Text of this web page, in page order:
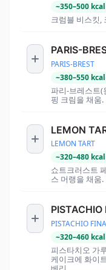
~350–500 kcal
크럼블 비스킷,
PARIS-
PARIS-BREST
~380–550 kcal
파리-브레스트(
핑 크림을 채움.
LEMON
LEMON TART
~320–480 kcal
쇼트크러스트
스 머랭을 채움.
PISTACHIO
PISTACHIO
~320–460 kcal
피스타치오 가
케이크에 화이